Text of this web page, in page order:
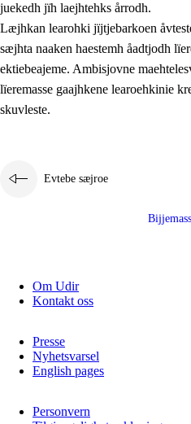
juekedh jïh laejhtehks årrodh.
Læjhkan learohki jïjtjebarkoen
sæjhta naaken haestemh åadtjodh
ektiebeajeme. Ambisjovne
lïeremasse gaajhkene learoehkinie
skuvleste.
Evtebe sæjroe
Om Udir
Kontakt oss
Presse
Nyhetsvarsel
English pages
Personvern